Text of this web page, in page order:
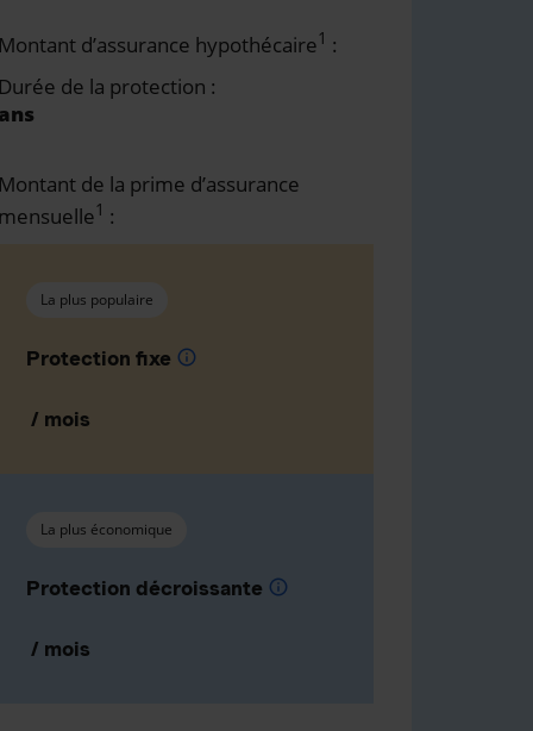
Montant d’assurance hypothécaire1 :
Durée de la protection :
ans
Montant de la prime d’assurance
mensuelle1 :
La plus populaire
Protection fixe info
/ mois
La plus économique
Protection décroissante info
/ mois